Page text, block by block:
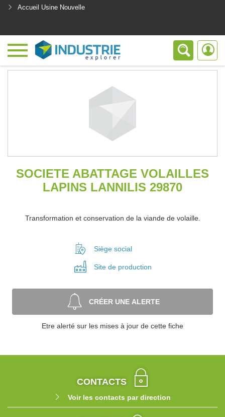
Accueil Usine Nouvelle
SOCIETE ABATTAGE VOLAILLES
LAPINS LANNILIS 29870
Transformation et conservation de la viande de volaille.
Siège social
Site de production
CRÉER UNE ALERTE
Etre alerté sur les mises à jour de cette fiche
CONTACTS
Voir les contacts par direction